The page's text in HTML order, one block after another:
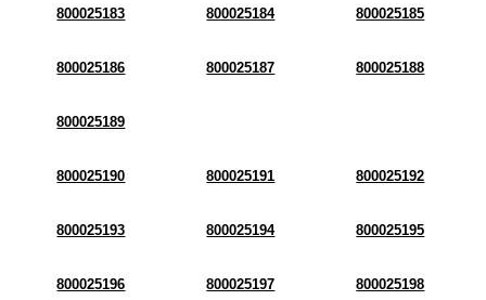
800025183 800025184 800025185
800025186 800025187 800025188
800025189
800025190 800025191 800025192
800025193 800025194 800025195
800025196 800025197 800025198